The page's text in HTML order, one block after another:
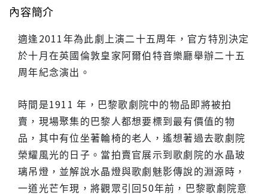
內容簡介
適逢2011年為此劇上演二十五周年，官方特別決定
於十月在英國倫敦皇家阿爾伯特音樂廳舉辦二十五
周年紀念演出。
時間是1911 年，巴黎歌劇院中的物品即將被拍
賣，現場聚集的巴黎人都想要標到最有價值的物
品，其中有位坐著輪椅的老人，遙想著過去歌劇院
榮耀風光的日子。當拍賣官展示到歌劇院的水晶玻
璃吊燈，並解說水晶燈與歌劇魅影傳說的淵源時，
一道光芒乍現，將觀眾引回50年前，巴黎歌劇院意